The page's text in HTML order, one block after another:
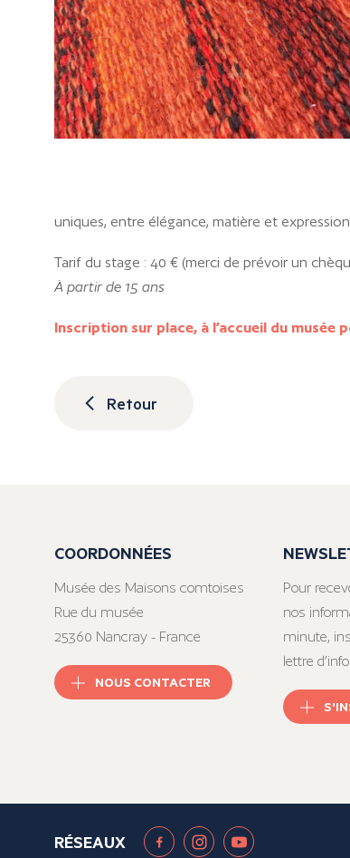
uniques, entre élégance, matière et
Tarif du stage : 40 € (merci de prévoir un
À partir de 15 ans
Inscription sur place, à l’accueil du musée
Retour
COORDONNÉES
Musée des Maisons comtoises
Rue du musée
25360 Nancray - France
NOUS CONTACTER
Pour
nos
minute,
lettre
RÉSEAUX